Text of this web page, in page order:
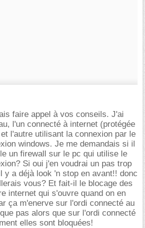
faire appel à vos conseils. J'ai
l'un connecté à internet (protégée
l'autre utilisant la connexion par le
windows. Je me demandais si il
un firewall sur le pc qui utilise le
Si oui j'en voudrai un pas trop
y a déjà look 'n stop en avant!! donc
vous? Et fait-il le blocage des
internet qui s'ouvre quand on en
ça m'enerve sur l'ordi connecté au
pas alors que sur l'ordi connecté
elles sont bloquées!